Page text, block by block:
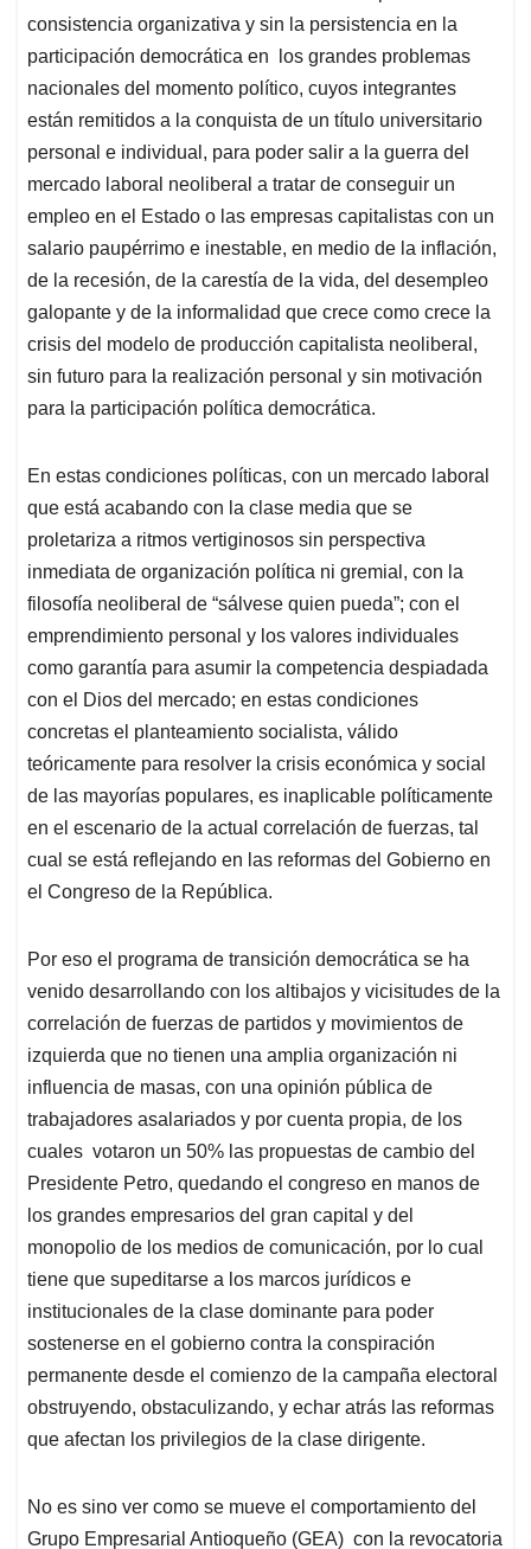
consistencia organizativa y sin la persistencia en la
participación democrática en los grandes problemas
nacionales del momento político, cuyos integrantes
están remitidos a la conquista de un título universitario
personal e individual, para poder salir a la guerra del
mercado laboral neoliberal a tratar de conseguir un
empleo en el Estado o las empresas capitalistas con un
salario paupérrimo e inestable, en medio de la inflación,
de la recesión, de la carestía de la vida, del desempleo
galopante y de la informalidad que crece como crece la
crisis del modelo de producción capitalista neoliberal,
sin futuro para la realización personal y sin motivación
para la participación política democrática.
En estas condiciones políticas, con un mercado laboral
que está acabando con la clase media que se
proletariza a ritmos vertiginosos sin perspectiva
inmediata de organización política ni gremial, con la
filosofía neoliberal de “sálvese quien pueda”; con el
emprendimiento personal y los valores individuales
como garantía para asumir la competencia despiadada
con el Dios del mercado; en estas condiciones
concretas el planteamiento socialista, válido
teóricamente para resolver la crisis económica y social
de las mayorías populares, es inaplicable políticamente
en el escenario de la actual correlación de fuerzas, tal
cual se está reflejando en las reformas del Gobierno en
el Congreso de la República.
Por eso el programa de transición democrática se ha
venido desarrollando con los altibajos y vicisitudes de la
correlación de fuerzas de partidos y movimientos de
izquierda que no tienen una amplia organización ni
influencia de masas, con una opinión pública de
trabajadores asalariados y por cuenta propia, de los
cuales votaron un 50% las propuestas de cambio del
Presidente Petro, quedando el congreso en manos de
los grandes empresarios del gran capital y del
monopolio de los medios de comunicación, por lo cual
tiene que supeditarse a los marcos jurídicos e
institucionales de la clase dominante para poder
sostenerse en el gobierno contra la conspiración
permanente desde el comienzo de la campaña electoral
obstruyendo, obstaculizando, y echar atrás las reformas
que afectan los privilegios de la clase dirigente.
No es sino ver como se mueve el comportamiento del
Grupo Empresarial Antioqueño (GEA) con la revocatoria